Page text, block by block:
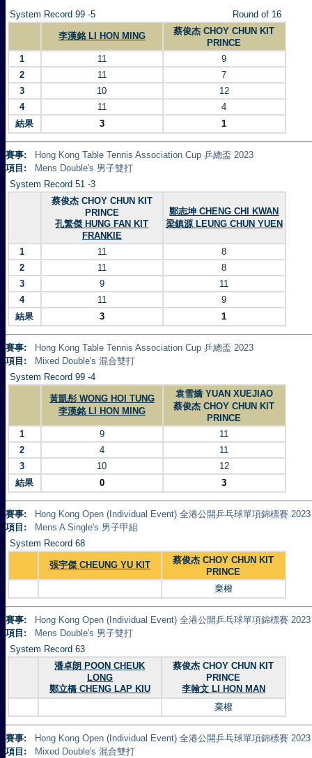
System Record 99 -5 Round of 16
李漢銘 LI HON MING
蔡俊杰 CHOY CHUN KIT
PRINCE
1
11
9
2
11
7
3
10
12
4
11
4
結果
3 1
賽事:
Hong Kong Table Tennis Association Cup 乒總盃 2023
項目:
Mens Double's 男子雙打
System Record 51 -3
蔡俊杰 CHOY CHUN KIT
PRINCE
孔繁傑 HUNG FAN KIT
FRANKIE
鄭志坤 CHENG CHI KWAN
梁鎮源 LEUNG CHUN YUEN
1 11
8
2
11
8
3
9
11
4
11
9
結果
3 1
賽事:
Hong Kong Table Tennis Association Cup 乒總盃 2023
項目:
Mixed Double's 混合雙打
System Record 99 -4
黃凱彤 WONG HOI TUNG
李漢銘 LI HON MING
袁雪嬌 YUAN XUEJIAO
蔡俊杰 CHOY CHUN KIT
PRINCE
1
9
11
2
4
11
3
10
12
結果
0 3
賽事:
Hong Kong Open (Individual Event) 全港公開乒乓球單項錦標賽 2023
項目:
Mens A Single's 男子甲組
System Record 68
張宇傑 CHEUNG YU KIT
蔡俊杰 CHOY CHUN KIT
PRINCE
棄權
賽事:
Hong Kong Open (Individual Event) 全港公開乒乓球單項錦標賽 2023
項目:
Mens Double's 男子雙打
System Record 63
潘卓朗 POON CHEUK
LONG
鄭立橋 CHENG LAP KIU
蔡俊杰 CHOY CHUN KIT
PRINCE
李翰文 LI HON MAN
棄權
賽事:
Hong Kong Open (Individual Event) 全港公開乒乓球單項錦標賽 2023
項目:
Mixed Double's 混合雙打